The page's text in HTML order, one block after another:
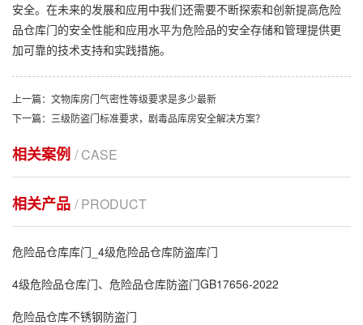
安全。在未来的发展和应用中我们还需要不断探索和创新提高危险
品仓库门的安全性能和应用水平为危险品的安全存储和管理提供更
加可靠的技术支持和实践措施。
上一篇：文物库房门气密性等级要求是多少最新
下一篇：三级防盗门标准要求，剧毒品库房安全解决方案？
相关案例 / CASE
相关产品 / PRODUCT
危险品仓库库门_4级危险品仓库防盗库门
4级危险品仓库门、危险品仓库防盗门GB17656-2022
危险品仓库不锈钢防盗门